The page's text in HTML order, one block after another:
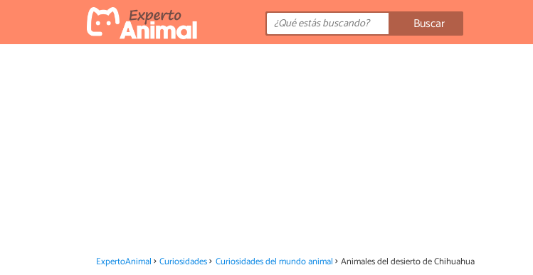
Buscar
ExpertoAnimal Curiosidades Curiosidades del mundo animal Animales del desierto de Chihuahua